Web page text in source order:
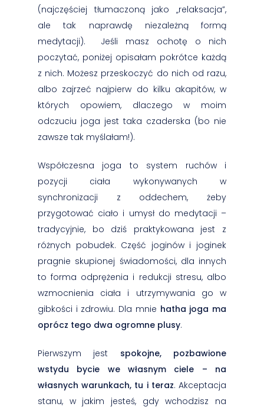
(najczęściej tłumaczoną jako „relaksacja”,
ale tak naprawdę niezależną formą
medytacji). Jeśli masz ochotę o nich
poczytać, poniżej opisałam pokrótce każdą
z nich. Możesz przeskoczyć do nich od razu,
albo zajrzeć najpierw do kilku akapitów, w
których opowiem, dlaczego w moim
odczuciu joga jest taka czaderska (bo nie
zawsze tak myślałam!).
Współczesna joga to system ruchów i
pozycji ciała wykonywanych w
synchronizacji z oddechem, żeby
przygotować ciało i umysł do medytacji –
tradycyjnie, bo dziś praktykowana jest z
różnych pobudek. Część joginów i joginek
pragnie skupionej świadomości, dla innych
to forma odprężenia i redukcji stresu, albo
wzmocnienia ciała i utrzymywania go w
gibkości i zdrowiu. Dla mnie hatha joga ma
oprócz tego dwa ogromne plusy.
Pierwszym jest spokojne, pozbawione
wstydu bycie we własnym ciele – na
własnych warunkach, tu i teraz. Akceptacja
stanu, w jakim jesteś, gdy wchodzisz na